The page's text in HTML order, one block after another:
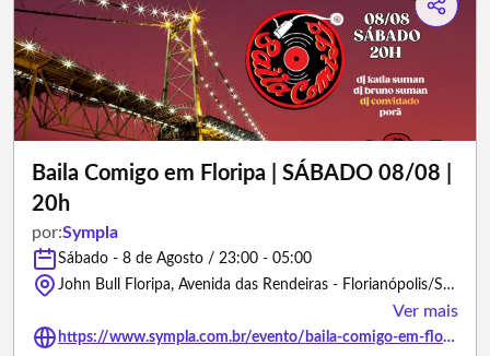
Baila Comigo em Floripa | SÁBADO 08/08 |
20h
por:Sympla
Sábado - 8 de Agosto / 23:00 - 05:00
John Bull Floripa, Avenida das Rendeiras - Florianópolis/Santa Catarina
Ver mais
https://www.sympla.com.br/evento/baila-comigo-em-floripa-sabado-08-08-20h/3449736